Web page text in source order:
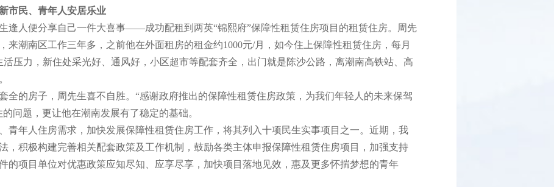
市民、青年人安居乐业
人便分享自己一件大喜事——成功配租到两英“锦熙府”保障性租赁住房项目的租赁住房。周先
来潮南区工作三年多，之前他在外面租房的租金约1000元/月，如今住上保障性租赁住房，每月
压力，新住处采光好、通风好，小区超市等配套齐全，出门就是陈沙公路，离潮南高铁站、高
的房子，周先生喜不自胜。“感谢政府推出的保障性租赁住房政策，为我们年轻人的未来保驾
问题，更让他在潮南发展有了稳定的基础。
年人住房需求，加快发展保障性租赁住房工作，将其列入十项民生实事项目之一。近期，我
，积极构建完善相关配套政策及工作机制，鼓励各类主体申报保障性租赁住房项目，加强支持
的项目单位对优惠政策应知尽知、应享尽享，加快项目落地见效，惠及更多怀揣梦想的青年